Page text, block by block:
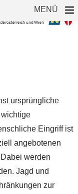
MENÜ
ursprüngliche
Eingriff ist
angebotenen
werden
Jagd und
zur